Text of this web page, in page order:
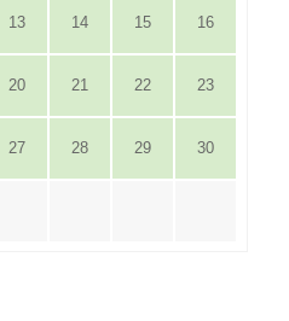
13 14 15 16
20 21 22 23
27 28 29 30